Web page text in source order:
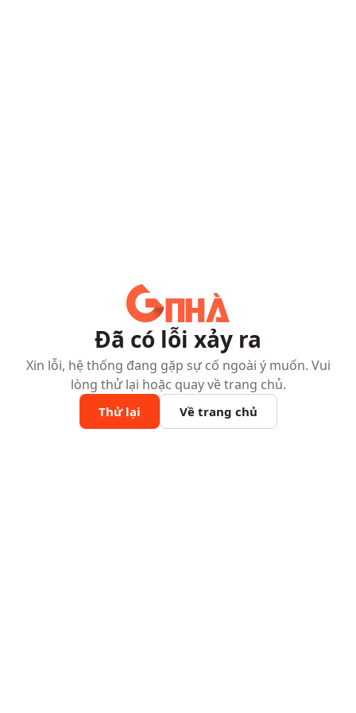
Đã có lỗi xảy ra
Xin lỗi, hệ thống đang gặp sự cố ngoài ý muốn. Vui
lòng thử lại hoặc quay về trang chủ.
Thử lại Về trang chủ